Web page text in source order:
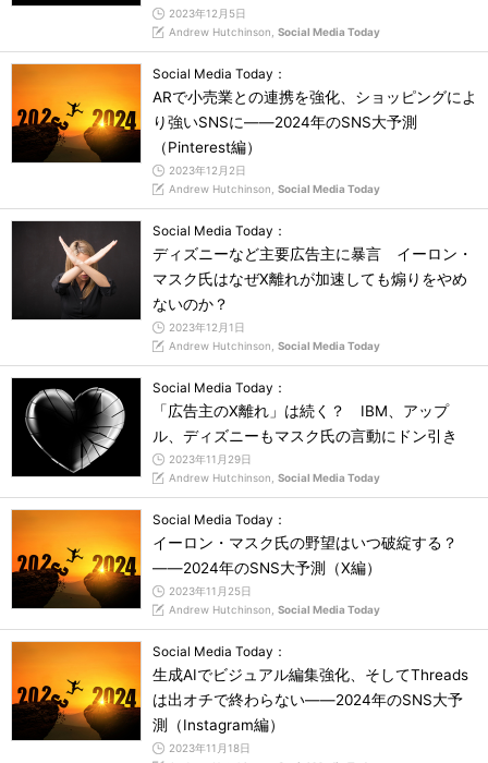
2023年12月5日
Andrew Hutchinson, Social Media Today
Social Media Today：
ARで小売業との連携を強化、ショッピングによ
り強いSNSに――2024年のSNS大予測
（Pinterest編）
2023年12月2日
Andrew Hutchinson, Social Media Today
Social Media Today：
ディズニーなど主要広告主に暴言 イーロン・
マスク氏はなぜX離れが加速しても煽りをやめ
ないのか？
2023年12月1日
Andrew Hutchinson, Social Media Today
Social Media Today：
「広告主のX離れ」は続く？ IBM、アップ
ル、ディズニーもマスク氏の言動にドン引き
2023年11月29日
Andrew Hutchinson, Social Media Today
Social Media Today：
イーロン・マスク氏の野望はいつ破綻する？
――2024年のSNS大予測（X編）
2023年11月25日
Andrew Hutchinson, Social Media Today
Social Media Today：
生成AIでビジュアル編集強化、そしてThreads
は出オチで終わらない――2024年のSNS大予
測（Instagram編）
2023年11月18日